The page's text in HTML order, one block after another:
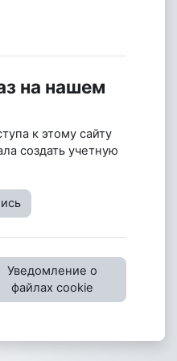
на нашем
к этому сайту
создать учетную
Уведомление о
файлах cookie